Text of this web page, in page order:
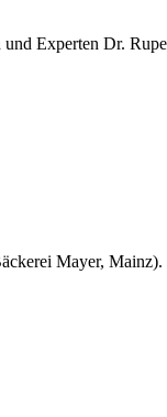
und Experten Dr.
Mayer, Mainz).